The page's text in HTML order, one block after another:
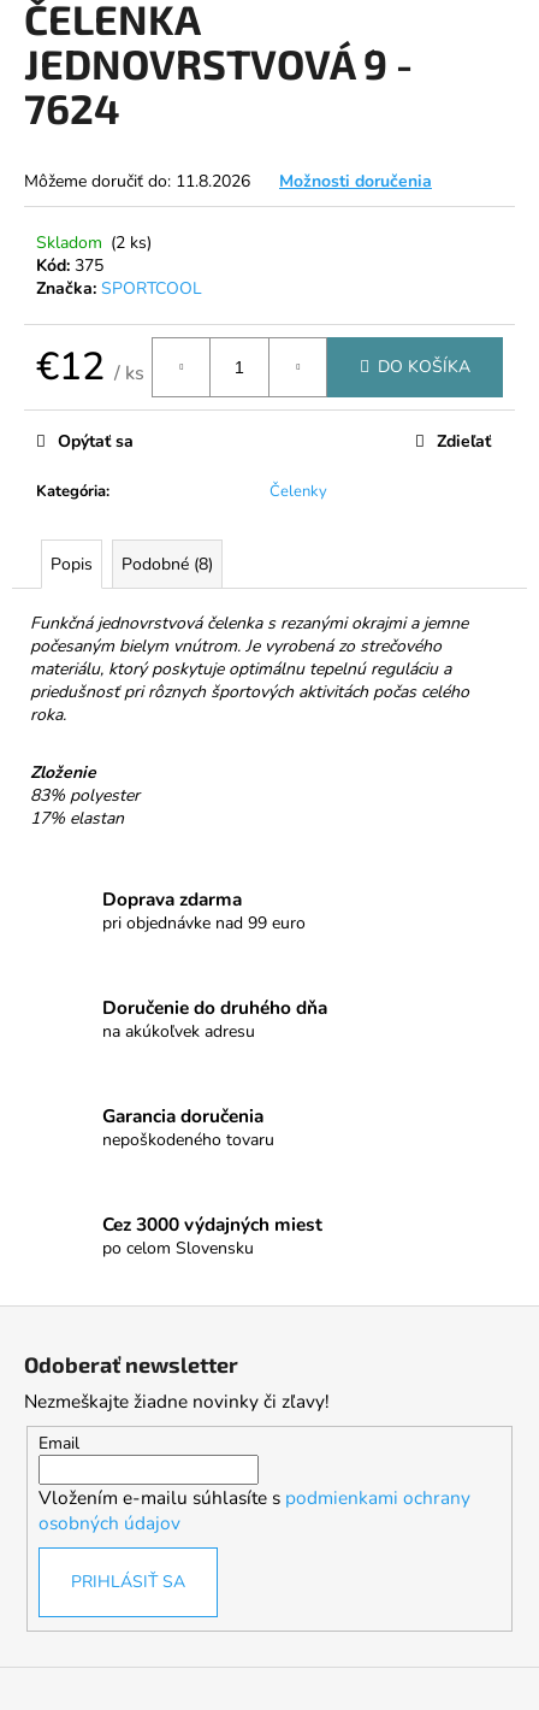
ČELENKA
JEDNOVRSTVOVÁ ´9 -
7624
Môžeme doručiť do: 11.8.2026 Možnosti doručenia
Skladom (2 ks)
Kód: 375
Značka: SPORTCOOL
€12 / ks DO KOŠÍKA
Kategória: Čelenky
Opýtať sa Zdieľať
Popis Podobné (8)
Funkčná jednovrstvová čelenka s rezanými okrajmi a jemne
počesaným bielym vnútrom. Je vyrobená zo strečového
materiálu, ktorý poskytuje optimálnu tepelnú reguláciu a
priedušnosť pri rôznych športových aktivitách počas celého
roka.
Zloženie
83% polyester
17% elastan
á
j
s
ť
HĽADAŤ
d
p
m
e
PROMENÁDA
MLIEČNA
€3,50
Doprava zdarma
pri objednávke nad 99 euro
Doručenie do druhého dňa
na akúkoľvek adresu
Garancia doručenia
nepoškodeného tovaru
Cez 3000 výdajných miest
po celom Slovensku
Odoberať newsletter
Nezmeškajte žiadne novinky či zľavy!
Email
Vložením e-mailu súhlasíte s podmienkami ochrany
osobných údajov
PRIHLÁSIŤ SA